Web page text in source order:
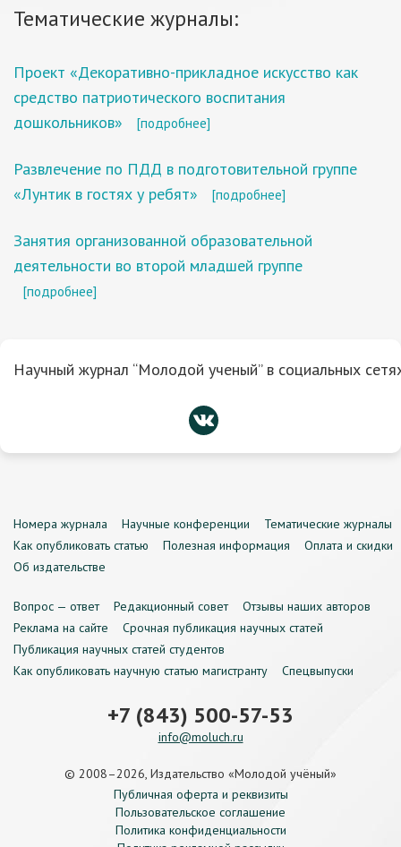
Тематические журналы:
Проект «Декоративно-прикладное искусство как
средство патриотического воспитания
дошкольников»
[подробнее]
Развлечение по ПДД в подготовительной группе
«Лунтик в гостях у ребят»
[подробнее]
Занятия организованной образовательной
деятельности во второй младшей группе
[подробнее]
Научный журнал “Молодой ученый” в социальных
Номера журнала Научные конференции
Тематические журналы
Как опубликовать статью
Полезная информация
Оплата и скидки
Об издательстве
Вопрос — ответ Редакционный совет
Отзывы наших авторов
Реклама на сайте
Срочная публикация научных статей
Публикация научных статей студентов
Как опубликовать научную статью магистранту
Спецвыпуски
+7 (843) 500-57-53
info@moluch.ru
© 2008–2026, Издательство «Молодой учёный»
Публичная оферта и реквизиты
Пользовательское соглашение
Политика конфиденциальности